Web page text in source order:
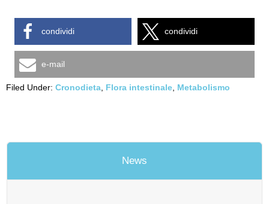
condividi condividi
e-mail
Filed Under: Cronodieta Flora intestinale Metabolismo
News